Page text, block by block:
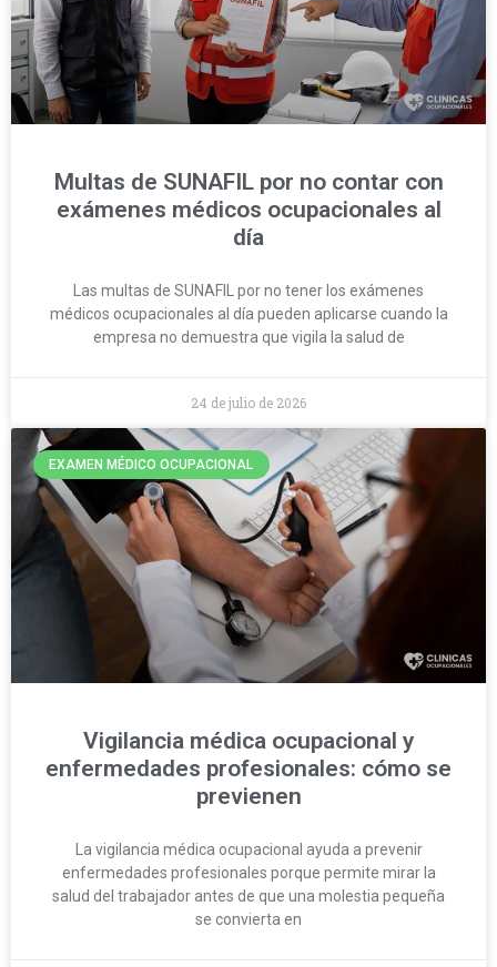
Multas de SUNAFIL por no contar con
exámenes médicos ocupacionales al
día
Las multas de SUNAFIL por no tener los exámenes
médicos ocupacionales al día pueden aplicarse cuando la
empresa no demuestra que vigila la salud de
24 de julio de 2026
EXAMEN MÉDICO OCUPACIONAL
Vigilancia médica ocupacional y
enfermedades profesionales: cómo se
previenen
La vigilancia médica ocupacional ayuda a prevenir
enfermedades profesionales porque permite mirar la
salud del trabajador antes de que una molestia pequeña
se convierta en